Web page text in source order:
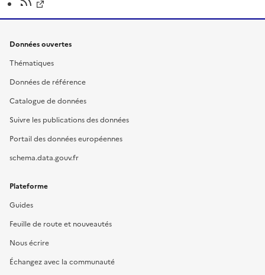
Données ouvertes
Thématiques
Données de référence
Catalogue de données
Suivre les publications des données
Portail des données européennes
schema.data.gouv.fr
Plateforme
Guides
Feuille de route et nouveautés
Nous écrire
Échangez avec la communauté